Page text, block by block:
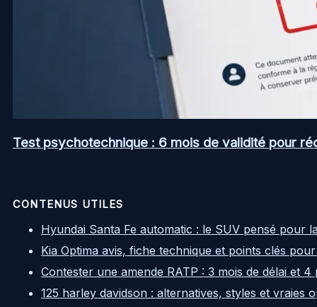
Test psychotechnique : 6 mois de validité pour
CONTENUS UTILES
Hyundai Santa Fe automatic : le SUV pensé pour
Kia Optima avis, fiche technique et points clés
Contester une amende RATP : 3 mois de délai et
125 harley davidson : alternatives, styles et vraies